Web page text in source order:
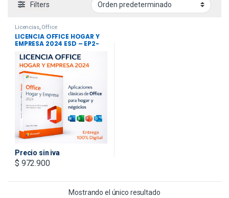
Filters
Licencias, Office
LICENCIA OFFICE HOGAR Y
EMPRESA 2024 ESD – EP2-
Precio sin iva
$ 972.900
Mostrando el único resultado